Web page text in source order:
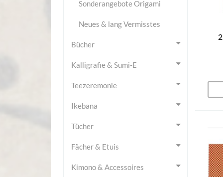
Sonderangebote Origami
Neues & lang Vermisstes
Bücher
Kalligrafie & Sumi-E
Teezeremonie
Ikebana
Tücher
Fächer & Etuis
Kimono & Accessoires